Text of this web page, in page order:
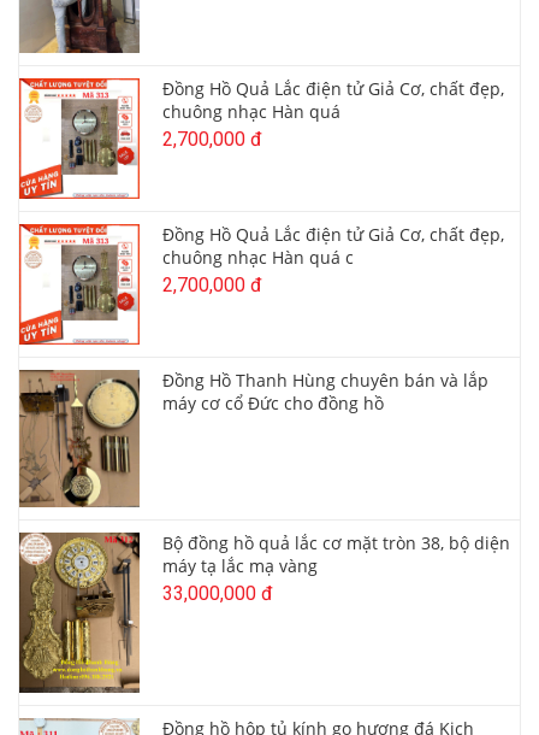
Đồng Hồ Quả Lắc điện tử Giả Cơ, chất đẹp,
chuông nhạc Hàn quá
2,700,000 đ
Đồng Hồ Quả Lắc điện tử Giả Cơ, chất đẹp,
chuông nhạc Hàn quá c
2,700,000 đ
Đồng Hồ Thanh Hùng chuyên bán và lắp
máy cơ cổ Đức cho đồng hồ
Bộ đồng hồ quả lắc cơ mặt tròn 38, bộ diện
máy tạ lắc mạ vàng
33,000,000 đ
Đồng hồ hộp tủ kính go hương đá Kich